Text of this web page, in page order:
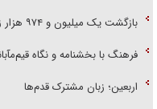
بازگشت یک میلیون و ۹۷۴ هزار زائر اربعین به کشور
فرهنگ با بخشنامه و نگاه
اربعین؛ زبان مشترک قدم‌ها